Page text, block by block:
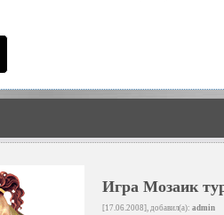
Игра Мозаик
[17.06.2008], добавил(а): admin